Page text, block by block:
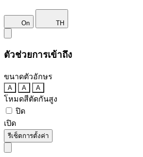
On TH
ตัวช่วยการเข้าถึง
ขนาดตัวอักษร
A A A
โหมดสีตัดกันสูง
ปิด
เปิด
รีเซ็ตการตั้งค่า